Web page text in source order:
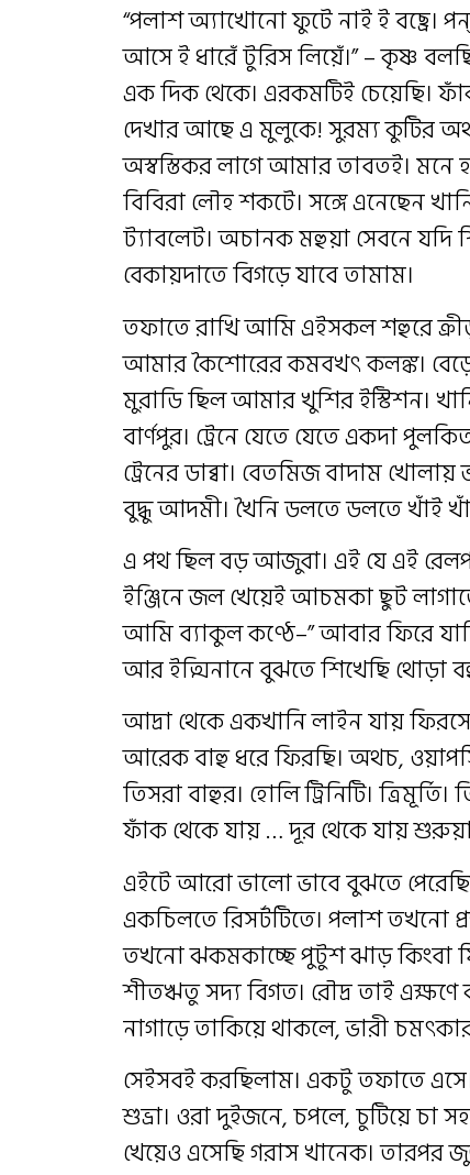
“পলাশ অ্যাখোনো ফুটে নাই ই বছ্রে।
আসে ই ধারেঁ টুরিস লিয়েঁ।” – কৃষ্ণ
এক দিক থেকে। এরকমটিই চেয়েছি।
দেখার আছে এ মুলুকে! সুরম্য কুটির
অস্বস্তিকর লাগে আমার তাবতই। মনে
বিবিরা লৌহ শকটে। সঙ্গে এনেছেন
ট্যাবলেট। অচানক মহুয়া সেবনে যদি
বেকায়দাতে বিগড়ে যাবে তামাম।
তফাতে রাখি আমি এইসকল শহুরে
আমার কৈশোরের কমবখৎ কলঙ্ক।
মুরাডি ছিল আমার খুশির ইস্টিশন।
বার্ণপুর। ট্রেনে যেতে যেতে একদা
ট্রেনের ডাব্বা। বেতমিজ বাদাম
বুদ্ধু আদমী। খৈনি ডলতে ডলতে খাঁই
এ পথ ছিল বড় আজুবা। এই যে এই
ইঞ্জিনে জল খেয়েই আচমকা ছুট
আমি ব্যাকুল কণ্ঠে–” আবার ফিরে
আর ইত্মিনানে বুঝতে শিখেছি থোড়া
আদ্রা থেকে একখানি লাইন যায়
আরেক বাহু ধরে ফিরছি। অথচ, ওয়াপসি
তিসরা বাহুর। হোলি ট্রিনিটি।
ফাঁক থেকে যায় … দূর থেকে যায়
এইটে আরো ভালো ভাবে বুঝতে
একচিলতে রিসর্টটিতে। পলাশ তখনো
তখনো ঝকমকাচ্ছে পুটুশ ঝাড় কিংবা
শীতঋতু সদ্য বিগত। রৌদ্র তাই
নাগাড়ে তাকিয়ে থাকলে, ভারী
সেইসবই করছিলাম। একটু তফাতে
শুভ্রা। ওরা দুইজনে, চপলে, চুটিয়ে চা
খেয়েও এসেছি গরাস খানেক। তারপর